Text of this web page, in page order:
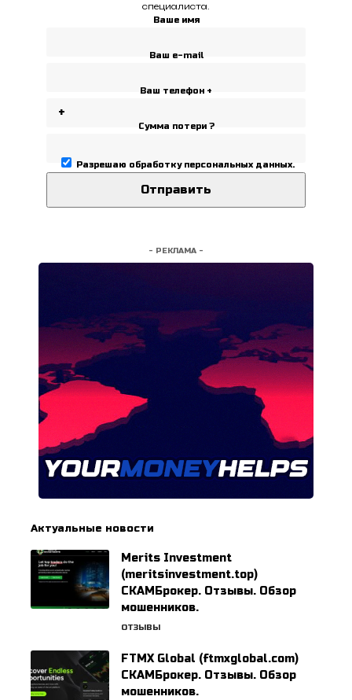
специалиста.
Ваше имя
Ваш e-mail
Ваш телефон +
Сумма потери ?
Разрешаю обработку персональных данных.
- РЕКЛАМА -
Актуальные новости
Merits Investment
(meritsinvestment.top)
СКАМБрокер. Отзывы. Обзор
мошенников.
ОТЗЫВЫ
FTMX Global (ftmxglobal.com)
СКАМБрокер. Отзывы. Обзор
мошенников.